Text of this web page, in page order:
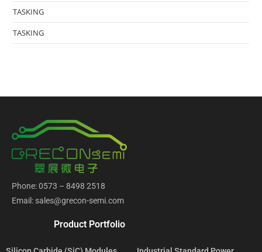
TASKING
TASKING
Phone: 0573 – 8498 2518
Email: sales@grecon-semi.com
Product Portfolio